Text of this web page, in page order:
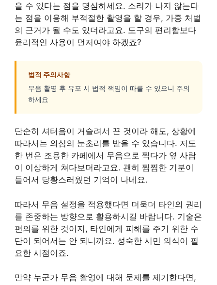
을 수 있다는 점을 명심하세요. 소리가 나지 않는다
는 점을 이용해 부적절한 촬영을 할 경우, 가중 처벌
의 근거가 될 수도 있더라고요. 도구의 편리함보다
윤리적인 사용이 먼저여야 하겠죠?
법적 주의사항
무음 촬영 후 유포 시 법적 책임이 따를 수 있으니 주의
하세요
단순히 셔터음이 거슬려서 끈 것이라 해도, 상황에
따라서는 의심의 눈초리를 받을 수 있습니다. 저도
한 번은 조용한 카페에서 무음으로 찍다가 옆 사람
이 이상하게 쳐다보더라고요. 괜히 찜찜한 기분이
들어서 당황스러웠던 기억이 나네요.
따라서 무음 설정을 적용했다면 더욱더 타인의 권리
를 존중하는 방향으로 활용하시길 바랍니다. 기술은
편의를 위한 것이지, 타인에게 피해를 주기 위한 수
단이 되어서는 안 되니까요. 성숙한 시민 의식이 필
요한 시점이죠.
만약 누군가 무음 촬영에 대해 문제를 제기한다면,